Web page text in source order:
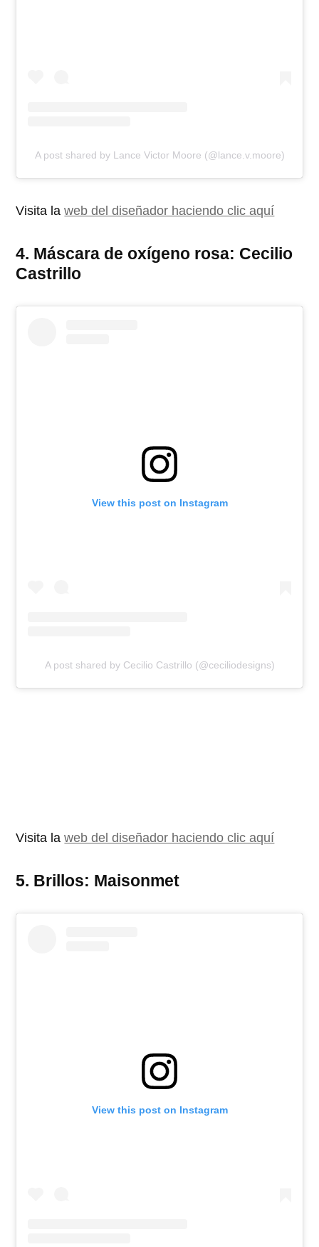
A post shared by Lance Victor Moore (@lance.v.moore)
Visita laweb del diseñador haciendo clic aquí
4. Máscara de oxígeno rosa: Cecilio
Castrillo
View this post on Instagram
A post shared by Cecilio Castrillo (@ceciliodesigns)
Visita laweb del diseñador haciendo clic aquí
5. Brillos: Maisonmet
View this post on Instagram